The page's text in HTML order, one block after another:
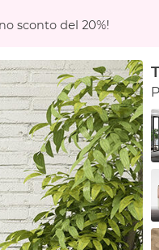
sconto del 20%!